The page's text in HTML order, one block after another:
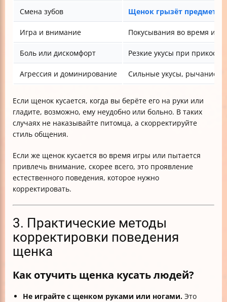
Смена зубов Щенок грызёт предметы
Игра и внимание Покусывания во время
Боль или дискомфорт Резкие укусы при
Агрессия и доминирование Сильные укусы, рычание,
Если щенок кусается, когда вы берёте его на руки или
гладите, возможно, ему неудобно или больно. В таких
случаях не наказывайте питомца, а скорректируйте
стиль общения.
Если же щенок кусается во время игры или пытается
привлечь внимание, скорее всего, это проявление
естественного поведения, которое нужно
корректировать.
3. Практические методы
корректировки поведения
щенка
Как отучить щенка кусать людей?
Не играйте с щенком руками или ногами. Это